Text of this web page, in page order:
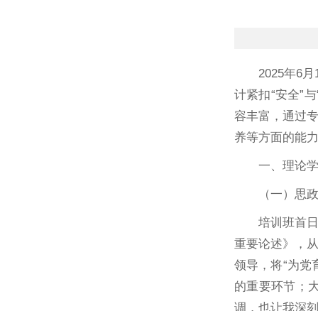
2025年6
计紧扣“安全”
容丰富，通过
养等方面的能
一、理论
（一）思
培训班首
重要论述》，
领导，将“为党
的重要环节；
调，也让我深